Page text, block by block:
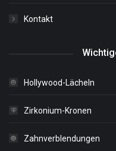
Kontakt
Hollywood-Lächeln
Zirkonium-Kronen
Zahnverblendungen